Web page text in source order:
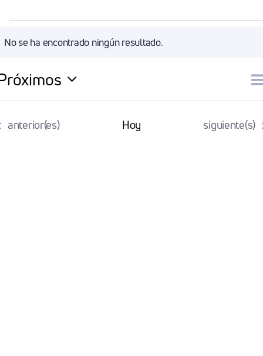
Aviso
No se ha encontrado ningún resultado.
Eventos
anterior(es) Hoy Eventos
siguiente(s)